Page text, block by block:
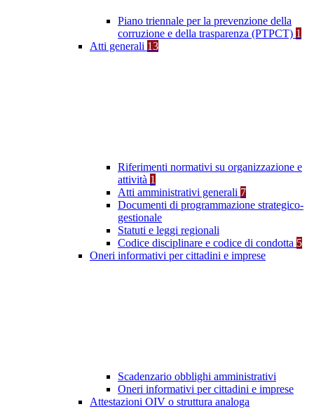
Piano triennale per la prevenzione della
corruzione e della trasparenza (PTPCT) 1
Atti generali 13
Riferimenti normativi su organizzazione e
attività 1
Atti amministrativi generali 7
Documenti di programmazione strategico-
gestionale
Statuti e leggi regionali
Codice disciplinare e codice di condotta 5
Oneri informativi per cittadini e imprese
Scadenzario obblighi amministrativi
Oneri informativi per cittadini e imprese
Attestazioni OIV o struttura analoga